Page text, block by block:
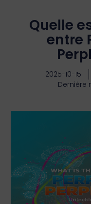
Quelle
entre
2025-10-15
Dernière